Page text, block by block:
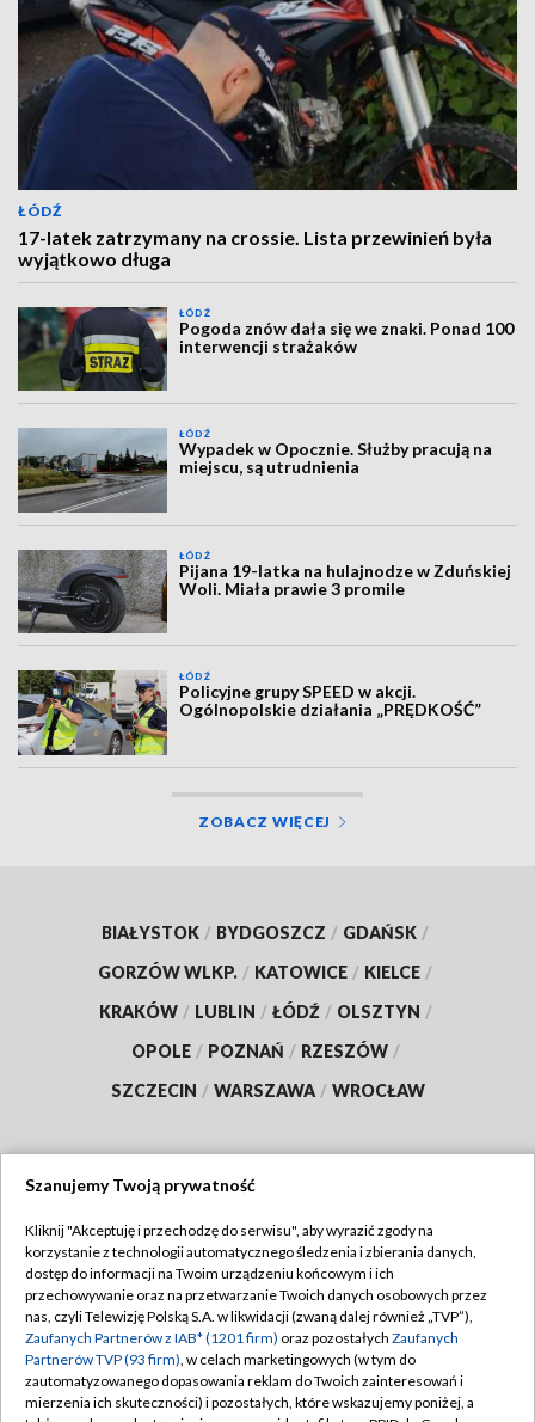
ŁÓDŹ
17-latek zatrzymany na crossie. Lista przewinień była
wyjątkowo długa
ŁÓDŹ
Pogoda znów dała się we znaki. Ponad 100
interwencji strażaków
ŁÓDŹ
Wypadek w Opocznie. Służby pracują na
miejscu, są utrudnienia
ŁÓDŹ
Pijana 19-latka na hulajnodze w Zduńskiej
Woli. Miała prawie 3 promile
ŁÓDŹ
Policyjne grupy SPEED w akcji.
Ogólnopolskie działania „PRĘDKOŚĆ”
ZOBACZ WIĘCEJ
BIAŁYSTOK / BYDGOSZCZ / GDAŃSK /
GORZÓW WLKP. / KATOWICE / KIELCE /
KRAKÓW / LUBLIN / ŁÓDŹ / OLSZTYN /
OPOLE / POZNAŃ / RZESZÓW /
SZCZECIN / WARSZAWA / WROCŁAW
TVP
Abonament TVP
Emisja w TVP
Centrum informacji TVP
Naziemna Telewizja Cyfrowa
Regulamin TVP
Polityka prywatności
Moje zgody
Pomoc
Szanujemy Twoją prywatność
Kliknij "Akceptuję i przechodzę do serwisu", aby wyrazić zgody na
korzystanie z technologii automatycznego śledzenia i zbierania danych,
dostęp do informacji na Twoim urządzeniu końcowym i ich
przechowywanie oraz na przetwarzanie Twoich danych osobowych przez
nas, czyli Telewizję Polską S.A. w likwidacji (zwaną dalej również „TVP”),
Zaufanych Partnerów z IAB* (1201 firm) oraz pozostałych Zaufanych
Partnerów TVP (93 firm), w celach marketingowych (w tym do
zautomatyzowanego dopasowania reklam do Twoich zainteresowań i
mierzenia ich skuteczności) i pozostałych, które wskazujemy poniżej, a